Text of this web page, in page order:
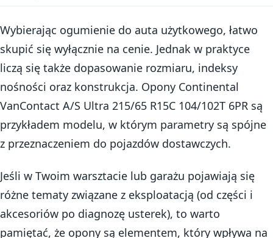
Wybierając ogumienie do auta użytkowego, łatwo
skupić się wyłącznie na cenie. Jednak w praktyce
liczą się także dopasowanie rozmiaru, indeksy
nośności oraz konstrukcja. Opony Continental
VanContact A/S Ultra 215/65 R15C 104/102T 6PR są
przykładem modelu, w którym parametry są spójne
z przeznaczeniem do pojazdów dostawczych.
Jeśli w Twoim warsztacie lub garażu pojawiają się
różne tematy związane z eksploatacją (od części i
akcesoriów po diagnozę usterek), to warto
pamiętać, że opony są elementem, który wpływa na